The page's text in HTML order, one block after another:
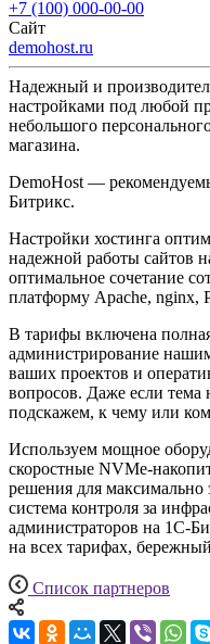
+7 (100) 000-00-00
Сайт
demohost.ru
Надежный и
настройками под любой
небольшого
магазина.
DemoHost —
Битрикс.
Настройки хостинга
надежной работы сайтов
оптимальное сочетание
платформу Apache, nginx,
В тарифы включена
администрирование
ваших проектов и
вопросов. Даже если тема
подскажем, к чему или
Используем мощное
скоростные NVMe-
решения для максимально
система контроля за
администраторов на 1С-
на всех тарифах,
Список партнеров